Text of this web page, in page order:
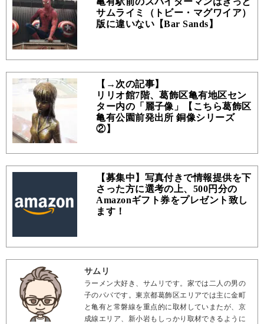
サムライミ（トビー・マグワイア）
版に違いない【Bar Sands】
【→次の記事】
リリオ館7階、葛飾区亀有地区セン
ター内の「麗子像」【こちら葛飾区
亀有公園前発出所 銅像シリーズ
②】
【募集中】写真付きで情報提供を下
さった方に選考の上、500円分の
Amazonギフト券をプレゼント致し
ます！
サムリ
ラーメン大好き、サムリです。家では二人の男の
子のパパです。東京都葛飾区エリアでは主に金町
と亀有と常磐線を重点的に取材していまたが、京
成線エリア、新小岩もしっかり取材できるように